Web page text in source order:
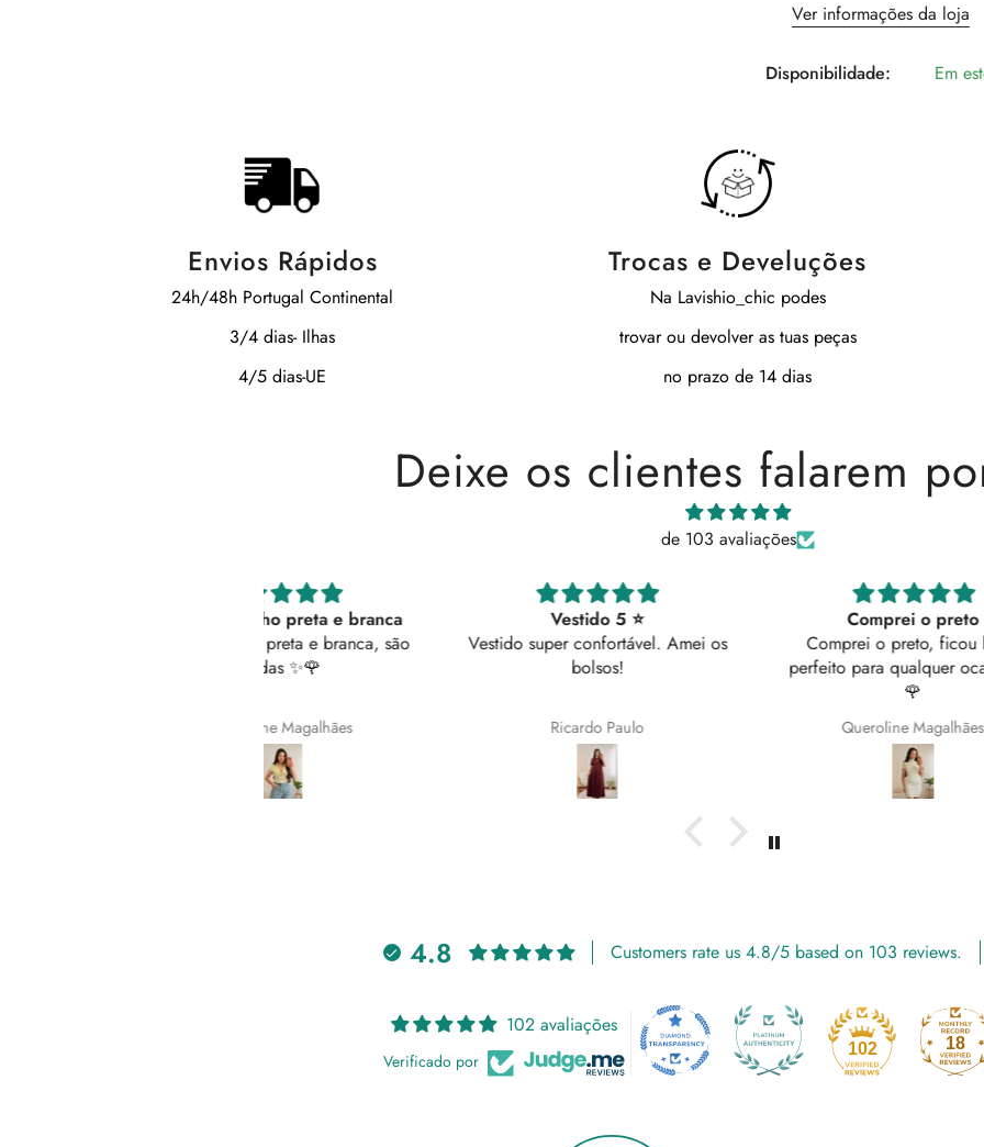
Ver informações da loja
Disponibilidade: Em
Envios Rápidos
24h/48h Portugal Continental
3/4 dias- Ilhas
4/5 dias-UE
Trocas e Develuções
Na Lavishio_chic podes
trovar ou devolver as tuas peças
no prazo de 14 dias
Deixe os clientes falarem
de 103 avaliações
Vestido 5 ⭐
Vestido super confortável. Amei os
Comprei o preto, ficou lindo
perfeito para qualquer ocasião ✨️
4.8 Customers rate us 4.8/5 based on 103 reviews.
102 avaliações
Verificado por
102 18